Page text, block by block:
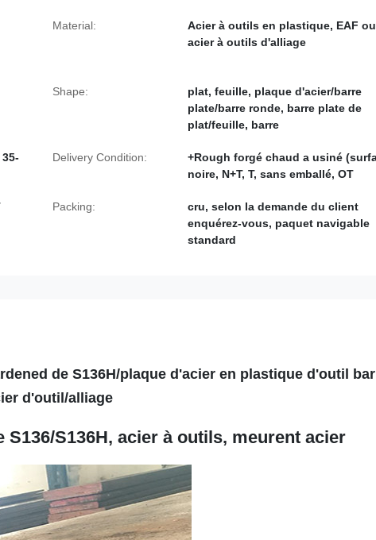
Material:
Acier à outils en plastique, EAF
acier à outils d'alliage
Shape:
plat, feuille, plaque d'acier/barre
plate/barre ronde, barre plate de
plat/feuille, barre
35-
Delivery Condition:
+Rough forgé chaud a usiné
noire, N+T, T, sans emballé, OT
Packing:
cru, selon la demande du client
enquérez-vous, paquet navigable
standard
de S136H/plaque d'acier en plastique d'outil
d'outil/alliage
S136H, acier à outils, meurent acier